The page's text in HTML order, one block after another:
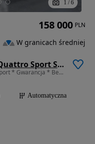
1 / 6
Audi A6 Avant 40 TDI mHEV Quattro Sport S tronic
1968 cm3 • 204 KM • Avant Quattro C8 Sport * Gwarancja * Bezwypadkowy * FV23%
Automatyczna
158 000 PLN
W granicach średniej